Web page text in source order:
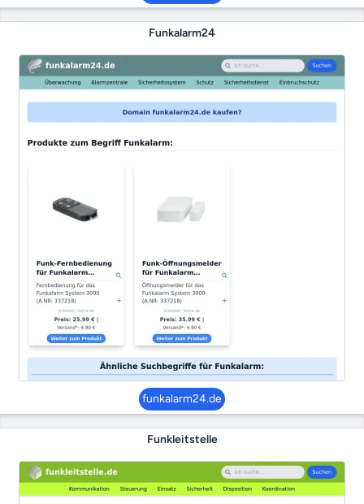
Funkalarm24
funkalarm24.de
Funkleitstelle